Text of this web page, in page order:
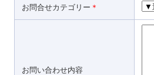
お問合せカテゴリー ＊
お問い合わせ内容